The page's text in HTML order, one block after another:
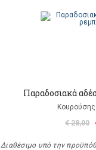
Παραδοσιακά
€ 28,00
Διαθέσιμο υπό την